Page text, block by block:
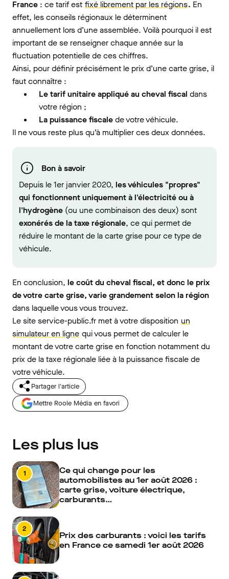
France : ce tarif est fixé librement par les régions. En
effet, les conseils régionaux le déterminent
annuellement lors d’une assemblée. Voilà pourquoi il est
important de se renseigner chaque année sur la
fluctuation potentielle de ces chiffres.
Ainsi, pour définir précisément le prix d’une carte grise, il
faut connaître :
Le tarif unitaire appliqué au cheval fiscal dans
votre région ;
La puissance fiscalede votre véhicule.
Il ne vous reste plus qu’à multiplier ces deux données.
Bon à savoir
Depuis le 1er janvier 2020, les véhicules "propres"
qui fonctionnent uniquement à l'électricité ou à
l'hydrogène (ou une combinaison des deux) sont
exonérés de la taxe régionale, ce qui permet de
réduire le montant de la carte grise pour ce type de
véhicule.
En conclusion, le coût du cheval fiscal, et donc le prix
de votre carte grise, varie grandement selon la région
dans laquelle vous vous trouvez.
Le site service-public.fr met à votre disposition un
simulateur en ligne qui vous permet de calculer le
montant de votre carte grise en fonction notamment du
prix de la taxe régionale liée à la puissance fiscale de
votre véhicule.
Partager l'article
Mettre Roole Média en favori
Les plus lus
1
Ce qui change pour les
automobilistes au 1er août 2026 :
carte grise, voiture électrique,
carburants…
2
Prix des carburants : voici les tarifs
en France ce samedi 1er août 2026